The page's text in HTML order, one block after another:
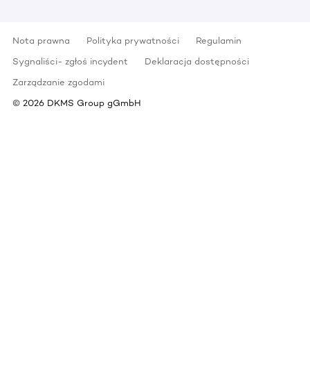
Nota prawna Polityka prywatności
Regulamin
Sygnaliści- zgłoś incydent
Deklaracja dostępności
Zarządzanie zgodami
© 2026 DKMS Group gGmbH